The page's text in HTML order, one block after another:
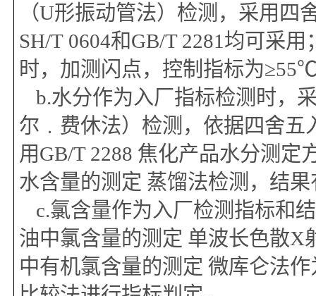
（U形振动管法）检测， 采用 四
SH/T 0604和GB/T 2281均可采用
时，加测闪点， 控制指标为
b.水分作为入厂指标检测时，
尔﹒费休法）检测， 依据四舍五
用GB/T 2288 焦化产品水分测定
水含量的测定 蒸馏法检测，结
c.氯含量作为入厂检测指标和
油中氯含量的测定 单波长色散X
中有机氯含量的测定 微库仑法